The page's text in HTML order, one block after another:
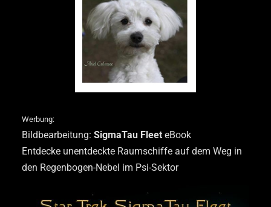
Werbung:
Bildbearbeitung:SigmaTau Fleet eBook
Entdecke unentdeckte Raumschiffe auf dem Weg in
den Regenbogen-Nebel im Psi-Sektor